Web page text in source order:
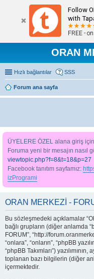
Follow
with
FREE -
ORAN
Hızlı bağlantılar SSS
Forum ana sayfa
ÜYELERE ÖZEL alana giriş
Foruma yeni bir mesajın nasıl
viewtopic.php?f=8&t=18&p=27
Facebook tanıtım sayfamız:
izProgrami
ORAN MERKEZİ -
Bu sözleşmedeki açıklamalar
bağlı grupların (diğer anlamda
FORUM”, “http://
“onlara”, “onların”, “phpBB
“phpBB Takımları”)
toplanan bazı bilgilerin (diğer
içermektedir.